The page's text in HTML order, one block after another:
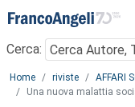
Menu
Cerca:
Main content
Home riviste AFFARI
Una nuova malattia